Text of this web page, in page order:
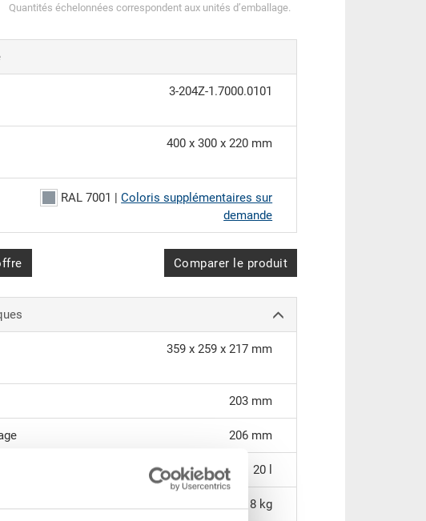
Quantités échelonnées correspondent aux unités d’emballage.
3-204Z-1.7000.0101
400 x 300 x 220 mm
RAL 7001 |Coloris supplémentaires sur
demande
Comparer le produit
359 x 259 x 217 mm
203 mm
206 mm
20 l
1.18 kg